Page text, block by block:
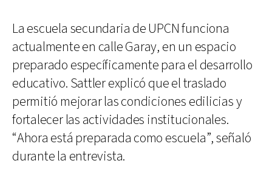
La escuela secundaria de UPCN funciona
actualmente en calle Garay, en un espacio
preparado específicamente para el desarrollo
educativo. Sattler explicó que el traslado
permitió mejorar las condiciones edilicias y
fortalecer las actividades institucionales.
“Ahora está preparada como escuela”, señaló
durante la entrevista.